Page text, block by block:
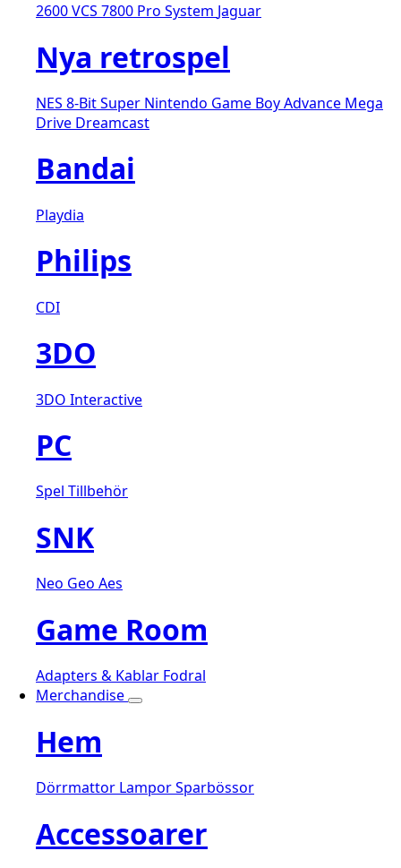
2600 VCS 7800 Pro System Jaguar
Nya retrospel
NES 8-BitSuper Nintendo Game Boy Advance Mega
Drive Dreamcast
Bandai
Playdia
Philips
CDI
3DO
3DO Interactive
PC
Spel Tillbehör
SNK
Neo Geo Aes
Game Room
Adapters & Kablar Fodral
Merchandise
Hem
Dörrmattor LamporSparbössor
Accessoarer